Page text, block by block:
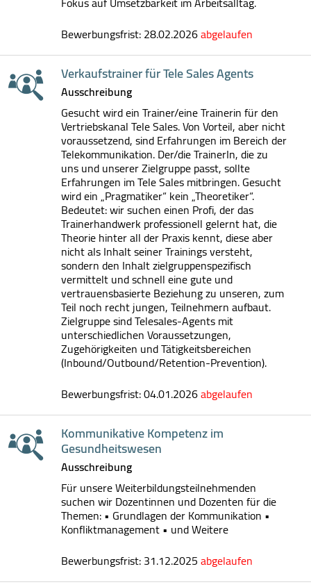
Bewerbungsfrist: 28.02.2026abgelaufen
Verkaufstrainer für Tele Sales Agents
Ausschreibung
Gesucht wird ein Trainer/eine Trainerin für den
Vertriebskanal Tele Sales. Von Vorteil, aber nicht
voraussetzend, sind Erfahrungen im Bereich der
Telekommunikation. Der/die TrainerIn, die zu
uns und unserer Zielgruppe passt, sollte
Erfahrungen im Tele Sales mitbringen. Gesucht
wird ein „Pragmatiker“ kein „Theoretiker“.
Bedeutet: wir suchen einen Profi, der das
Trainerhandwerk professionell gelernt hat, die
Theorie hinter all der Praxis kennt, diese aber
nicht als Inhalt seiner Trainings versteht,
sondern den Inhalt zielgruppenspezifisch
vermittelt und schnell eine gute und
vertrauensbasierte Beziehung zu unseren, zum
Teil noch recht jungen, Teilnehmern aufbaut.
Zielgruppe sind Telesales-Agents mit
unterschiedlichen Voraussetzungen,
Zugehörigkeiten und Tätigkeitsbereichen
(Inbound/Outbound/Retention-Prevention).
Bewerbungsfrist: 04.01.2026abgelaufen
Kommunikative Kompetenz im
Gesundheitswesen
Ausschreibung
Für unsere Weiterbildungsteilnehmenden
suchen wir Dozentinnen und Dozenten für die
Themen: • Grundlagen der Kommunikation •
Konfliktmanagement • und Weitere
Bewerbungsfrist: 31.12.2025abgelaufen